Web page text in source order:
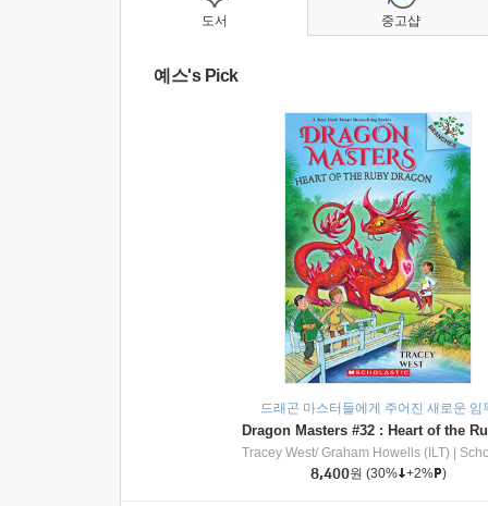
도서
예스's Pick
드래곤 마스터들에게 주어진 새로운 임
Tracey West/ Graham Howells (ILT)
8,400원 (30% +2% )
중고샵